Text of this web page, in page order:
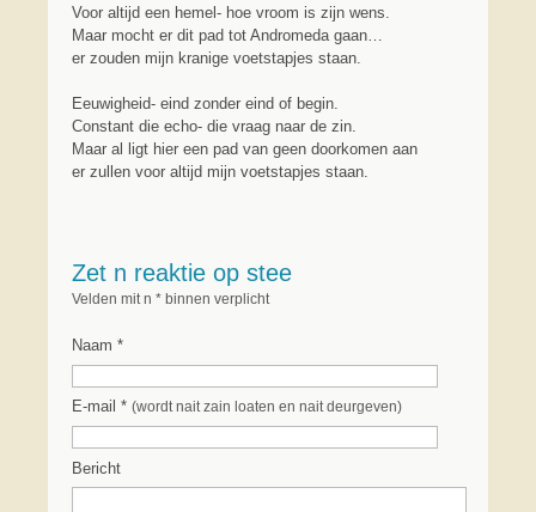
Voor altijd een hemel- hoe vroom is zijn wens.
Maar mocht er dit pad tot Andromeda gaan…
er zouden mijn kranige voetstapjes staan.
Eeuwigheid- eind zonder eind of begin.
Constant die echo- die vraag naar de zin.
Maar al ligt hier een pad van geen doorkomen aan
er zullen voor altijd mijn voetstapjes staan.
Zet n reaktie op stee
Velden mit n * binnen verplicht
Naam *
E-mail * (wordt nait zain loaten en nait deurgeven)
Bericht